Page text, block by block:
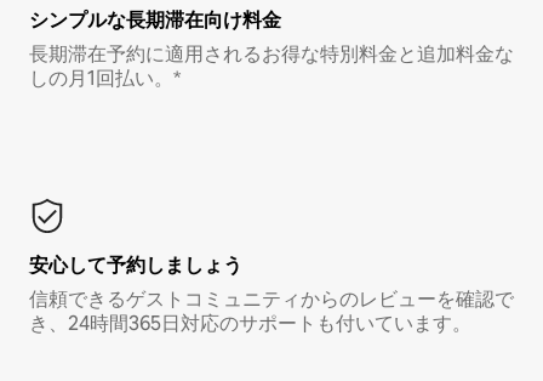
シンプルな長期滞在向け料金
長期滞在予約に適用されるお得な特別料金と追加料金な
しの月1回払い。*
安心して予約しましょう
信頼できるゲストコミュニティからのレビューを確認で
き、24時間365日対応のサポートも付いています。